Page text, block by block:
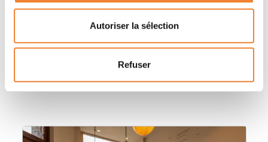
Autoriser la sélection
Refuser
Autres annonces qui pourraient vous
intéresser